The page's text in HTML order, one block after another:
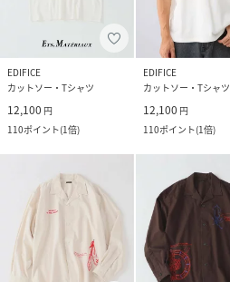
EDIFICE
カットソー・Tシャツ
12,100 円
110ポイント(1倍)
EDIFICE
カットソー・Tシャツ
12,100 円
110ポイント(1倍)